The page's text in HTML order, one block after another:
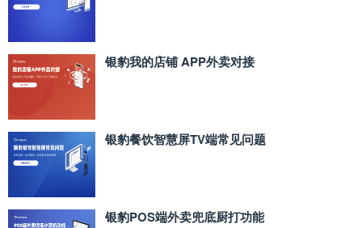
银豹我的店铺 APP外卖对接
银豹餐饮智慧屏TV端常见问题
银豹POS端外卖兜底厨打功能